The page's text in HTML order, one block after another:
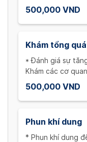
** Thời gian : 30-
xong các vấn đề
500,000 VND
Khám tổng
* Đánh giá sự
Khám các cơ
500,000 VND
Phun khí dung
* Phun khí dung